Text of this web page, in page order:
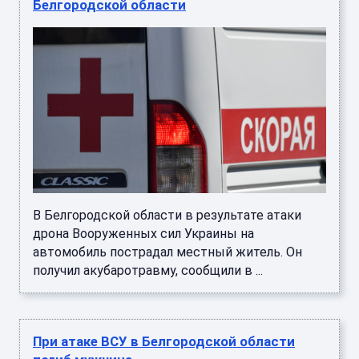
Белгородской области
В Белгородской области в результате атаки
дрона Вооруженных сил Украины на
автомобиль пострадал местный житель. Он
получил акубаротравму, сообщили в ...
При атаке ВСУ в Белгородской области